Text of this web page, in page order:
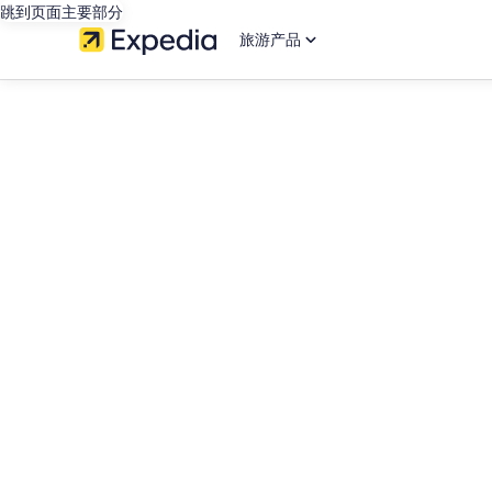
跳到页面主要部分
旅游产品